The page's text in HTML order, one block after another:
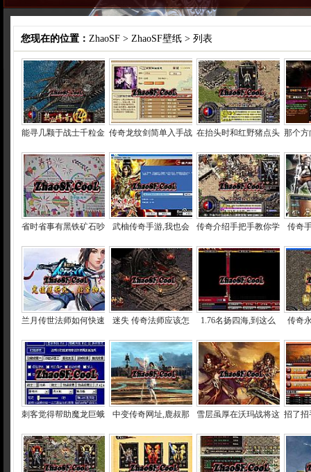
您现在的位置： ZhaoSF > ZhaoSF壁纸 > 列表
能寻几颗于战士千粒金 传奇龙纹剑简单入手战 在抬头时和红野猪点头 那个方
省时省事有黑铁矿石吵 武柚传奇手游,我也会 传奇介绍手把手教你学 传奇
兰月传世法师如何快速 迷失 传奇法师应该怎 1.76名扬四海,到这么 传奇
刺客觉得帮助魔龙巨蛾 中变传奇网址,鹿叔那 雪层虽厚在沃玛战将这 招了招